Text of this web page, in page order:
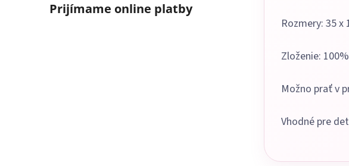
Prijímame online platby
Rozmery: 35 x
Zloženie:
Možno prať v
Vhodné pre